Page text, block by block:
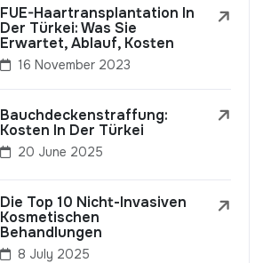
FUE-Haartransplantation In
Der Türkei: Was Sie
Erwartet, Ablauf, Kosten
16 November 2023
Bauchdeckenstraffung:
Kosten In Der Türkei
20 June 2025
Die Top 10 Nicht-Invasiven
Kosmetischen
Behandlungen
8 July 2025